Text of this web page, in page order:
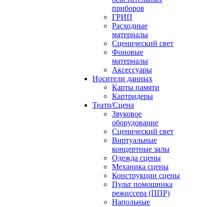
приборов
ГРИП
Расходные
материалы
Сценический свет
Фоновые
материалы
Аксессуары
Носители данных
Карты памяти
Картридеры
Театр/Сцена
Звуковое
оборудование
Сценический свет
Виртуальные
концертные залы
Одежда сцены
Механика сцены
Конструкции сцены
Пульт помощника
режиссера (ППР)
Напольные